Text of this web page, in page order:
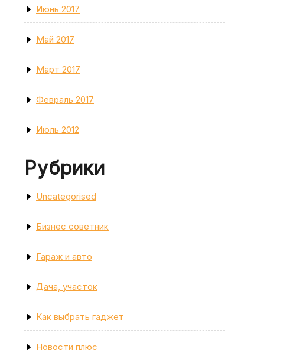
Июнь 2017
Май 2017
Март 2017
Февраль 2017
Июль 2012
Рубрики
Uncategorised
Бизнес советник
Гараж и авто
Дача, участок
Как выбрать гаджет
Новости плюс